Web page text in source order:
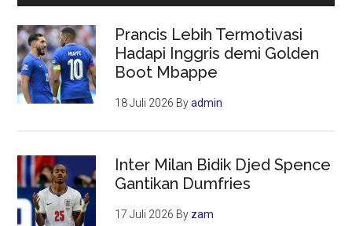
Prancis Lebih Termotivasi
Hadapi Inggris demi Golden
Boot Mbappe
18 Juli 2026 Byadmin
Inter Milan Bidik Djed Spence
Gantikan Dumfries
17 Juli 2026 By zam